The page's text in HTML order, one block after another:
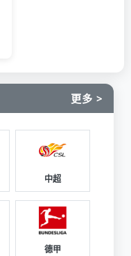
更多 >
中超
德甲